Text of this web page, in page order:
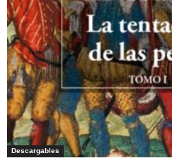
Descargables